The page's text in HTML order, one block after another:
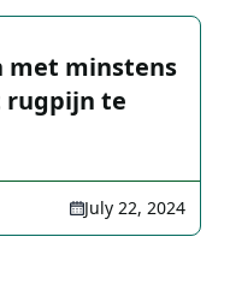
met minstens
rugpijn te
July 22, 2024